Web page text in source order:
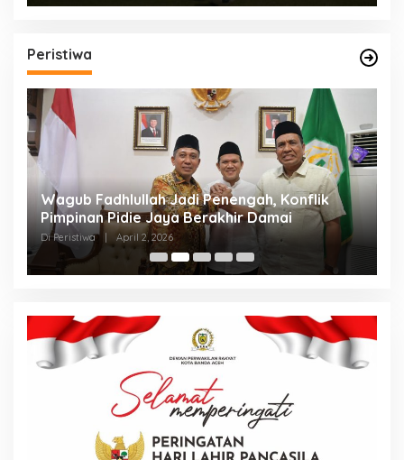
Peristiwa
Wagub Fadhlullah Jadi Penengah, Konflik
Pimpinan Pidie Jaya Berakhir Damai
Di Peristiwa | April 2, 2026